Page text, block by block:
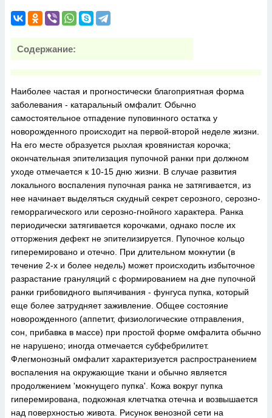
Содержание:
Наиболее частая и прогностически благоприятная форма
заболевания - катаральный омфалит. Обычно
самостоятельное отпадение пуповинного остатка у
новорожденного происходит на первой-второй неделе жизни.
На его месте образуется рыхлая кровянистая корочка;
окончательная эпителизация пупочной ранки при должном
уходе отмечается к 10-15 дню жизни. В случае развития
локального воспаления пупочная ранка не затягивается, из
нее начинает выделяться скудный секрет серозного, серозно-
геморрагического или серозно-гнойного характера. Ранка
периодически затягивается корочками, однако после их
отторжения дефект не эпителизируется. Пупочное кольцо
гиперемировано и отечно. При длительном мокнутии (в
течение 2-х и более недель) может происходить избыточное
разрастание грануляций с формированием на дне пупочной
ранки грибовидного выпячивания - фунгуса пупка, который
еще более затрудняет заживление. Общее состояние
новорожденного (аппетит, физиологические отправления,
сон, прибавка в массе) при простой форме омфалита обычно
не нарушено; иногда отмечается субфебрилитет.
Флегмонозный омфалит характеризуется распространением
воспаления на окружающие ткани и обычно является
продолжением 'мокнущего пупка'. Кожа вокруг пупка
гиперемирована, подкожная клетчатка отечна и возвышается
над поверхностью живота. Рисунок венозной сети на